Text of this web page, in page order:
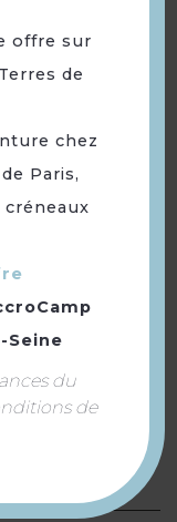
3 personnes à
frais et de
:Deux paniers
- 1 part pour 4-
frais et de
les jours.
offre sur
de
chez
Paris,
créneaux
Seine
du
de